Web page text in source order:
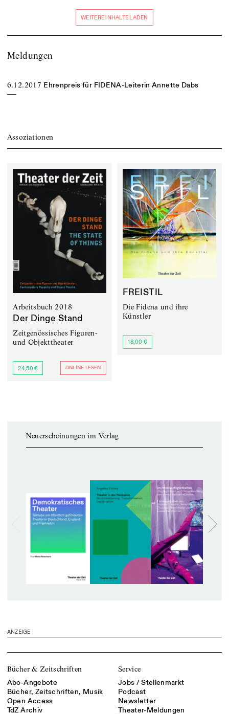
WEITERE INHALTE LADEN
Meldungen
6.12.2017 Ehrenpreis für FIDENA-Leiterin Annette Dabs
Assoziationen
Arbeitsbuch 2018
Der Dinge Stand
Zeitgenössisches Figuren-
und Objekttheater
24,50 € ONLINE LESEN
FREISTIL
Die Fidena und ihre
Künstler
18,00 €
Neuerscheinungen im Verlag
ANZEIGE
Bücher & Zeitschriften
Abo-Angebote
Bücher, Zeitschriften, Musik
Open Access
TdZ Archiv
Service
Jobs / Stellenmarkt
Podcast
Newsletter
Theater-Meldungen